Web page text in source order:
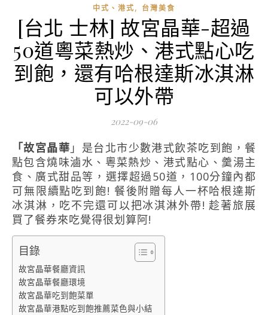
中式、港式, 台灣美食
[台北 士林] 故宮晶華-超過
50道粵菜熱炒、港式點心吃
到飽，還有哈根達斯冰淇淋
可以外帶
2022-09-06
「故宮晶華 」是台北市少數港式飲茶吃到飽，餐
點包含燒味滷水、粵菜熱炒、港式點心、羹湯主
食、廣式甜品等，選擇超過50道，100分鐘內都
可無限續點吃到飽! 餐後附贈每人一杯哈根達斯
冰淇淋，吃不完還可以把冰淇淋外帶! 趁著旅展
買了餐券來吃覺得很划算阿!
目錄
故宮晶華餐廳資訊
故宮晶華餐廳環境
故宮晶華吃到飽菜單
故宮晶華港點吃到飽推薦菜色與小結